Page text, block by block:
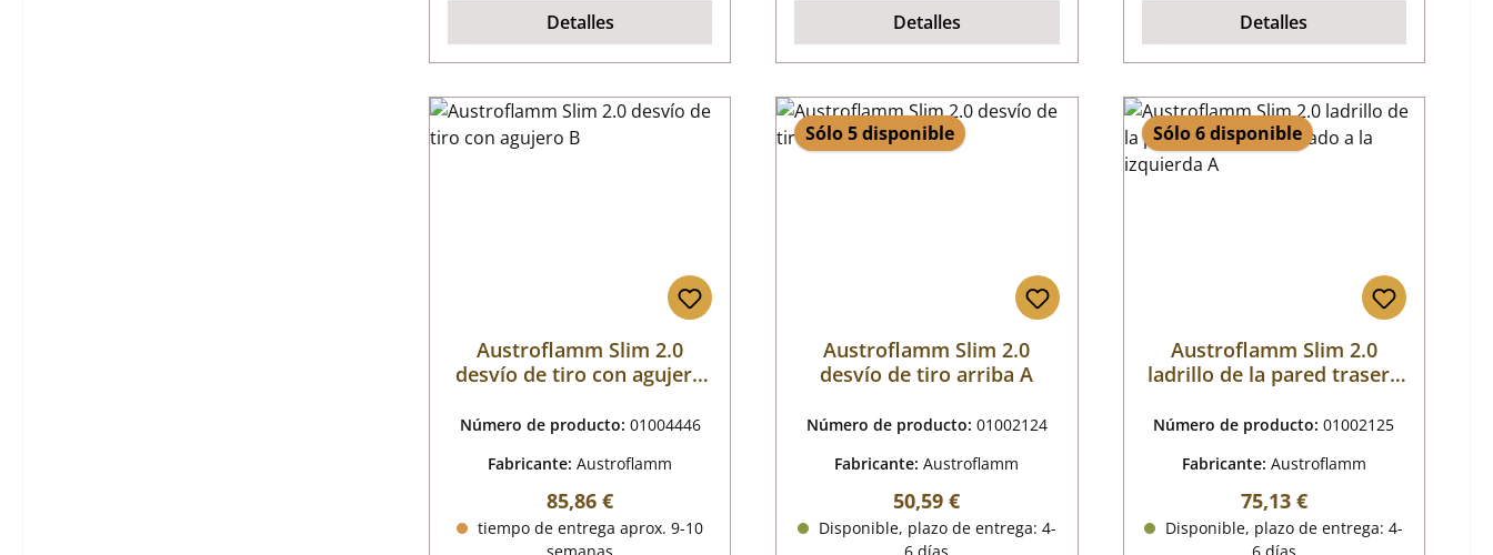
Detalles Detalles Detalles
Austroflamm Slim 2.0
desvío de tiro con agujero
Número de producto: 01004446
Fabricante:Austroflamm
Precio normal:
85,86 €
tiempo de entrega aprox. 9-10
Sólo 5 disponible
Austroflamm Slim 2.0
desvío de tiro arriba A
Número de producto: 01002124
Fabricante:Austroflamm
Precio normal:
50,59 €
Disponible, plazo de entrega: 4-
Sólo 6 disponible
Austroflamm Slim 2.0
ladrillo de la pared trasera
Número de producto:01002125
Fabricante: Austroflamm
Precio normal:
75,13 €
Disponible, plazo de entrega: 4-